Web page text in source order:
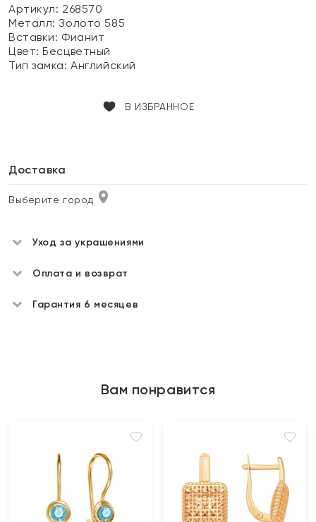
Артикул: 268570
Металл:Золото 585
Вставки: Фианит
Цвет:Бесцветный
Тип замка:Английский
В ИЗБРАННОЕ
Доставка
Выберите город
Уход за украшениями
Оплата и возврат
Гарантия 6 месяцев
Вам понравится